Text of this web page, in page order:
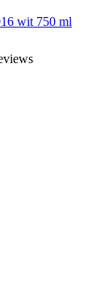
wit 750 ml